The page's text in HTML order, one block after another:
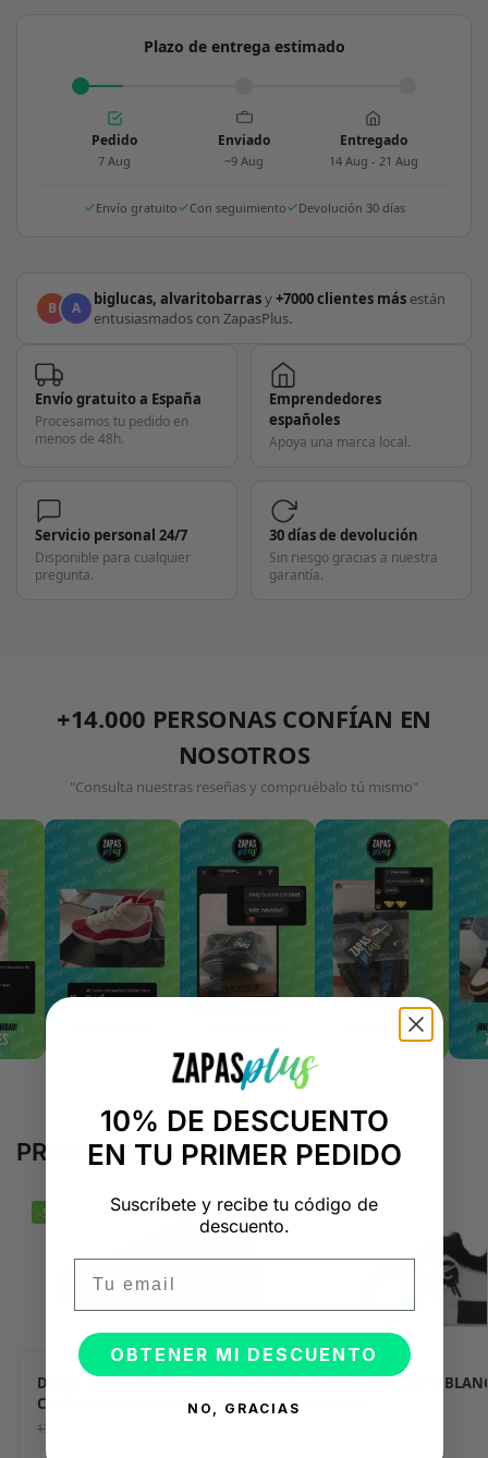
Plazo de entrega estimado
Pedido
7 Aug
Enviado
~9 Aug
Entregado
14 Aug - 21 Aug
Envío gratuito Con seguimiento Devolución 30 días
B A biglucas, alvaritobarrasy+7000 clientes más están
entusiasmados con ZapasPlus.
Envío gratuito a España
Procesamos tu pedido en
menos de 48h.
Emprendedores
españoles
Apoya una marca local.
Servicio personal 24/7
Disponible para cualquier
pregunta.
30 días de devolución
Sin riesgo gracias a nuestra
garantía.
+14.000 PERSONAS CONFÍAN EN
NOSOTROS
"Consulta nuestras reseñas y compruébalo tú mismo"
PRODUCTOS RELACIONADOS
-50%
DOLCE & GABBANA PORTOFINO
CUERO NAPPA NEGRAS
179,90
-50%
DOLCE & GABBANA
10% DE DESCUENTO
EN TU PRIMER PEDIDO
Suscríbete y recibe tu código de
descuento.
OBTENER MI DESCUENTO
NO, GRACIAS